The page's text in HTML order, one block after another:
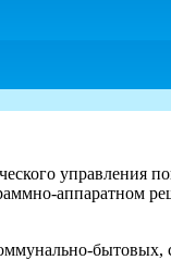
управления
аппаратном
бытовых,